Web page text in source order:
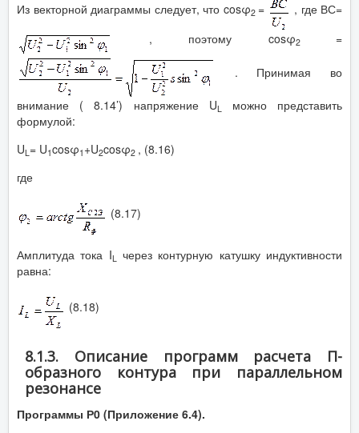
Из векторной диаграммы следует, что cosφ2 =
, где ВС=
, поэтому cosφ2 =
. Принимая во
внимание ( 8.14’) напряжение UL
можно представить
формулой:
UL = U1cosφ1 +U2cosφ2 , (8.16)
где
(8.17)
Амплитуда тока IL
через контурную катушку индуктивности
равна:
(8.18)
8.1.3. Описание программ расчета П-
образного контура при параллельном
резонансе
Программы Р0 (Приложение 6.4).